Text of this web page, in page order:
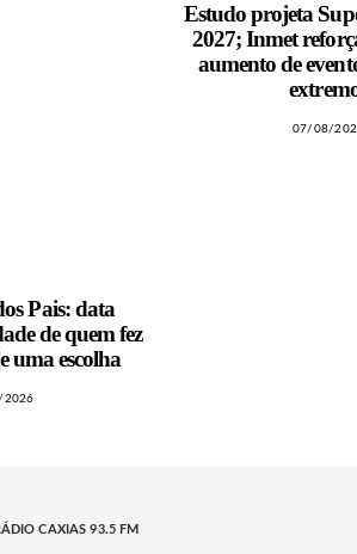
Pais: data
de quem fez
uma escolha
Estudo projeta
2027; Inmet
aumento de
07/08/
CAXIAS 93.5 FM